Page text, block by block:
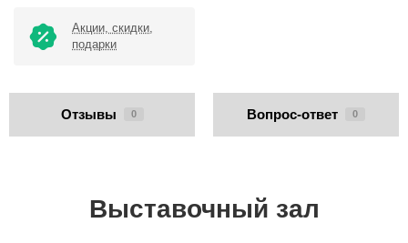
Акции, скидки,
подарки
Отзывы 0 Вопрос-ответ 0
Выставочный зал